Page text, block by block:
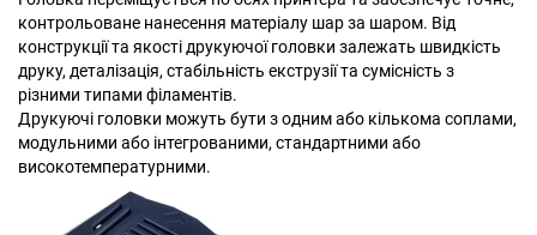
контрольоване нанесення матеріалу шар за шаром. Від
конструкції та якості друкуючої головки залежать швидкість
друку, деталізація, стабільність екструзії та сумісність з
різними типами філаментів.
Друкуючі головки можуть бути з одним або кількома соплами,
модульними або інтегрованими, стандартними або
високотемпературними.